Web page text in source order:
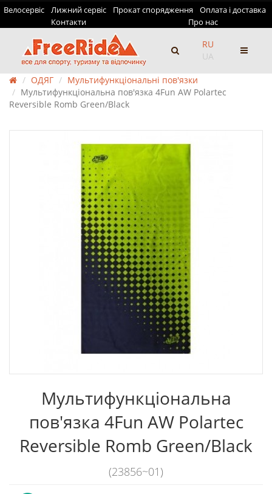
Велосервіс Лижний сервіс Прокат спорядження
Оплата і доставка
Контакти
Про нас
RU
UA
ОДЯГ
Мультифункціональні пов'язки
Мультифункціональна пов'язка 4Fun AW Polartec
Reversible Romb Green/Black
Мультифункціональна
пов'язка 4Fun AW Polartec
Reversible Romb Green/Black
(23856~01)